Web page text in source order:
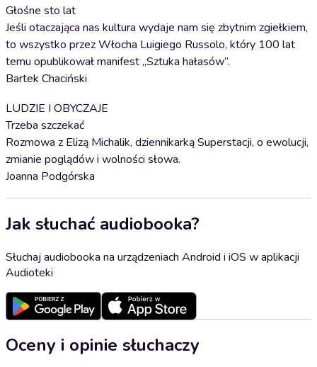
Głośne sto lat
Jeśli otaczająca nas kultura wydaje nam się zbytnim zgiełkiem,
to wszystko przez Włocha Luigiego Russolo, który 100 lat
temu opublikował manifest „Sztuka hałasów”.
Bartek Chaciński
LUDZIE I OBYCZAJE
Trzeba szczekać
Rozmowa z Elizą Michalik, dziennikarką Superstacji, o ewolucji,
zmianie poglądów i wolności słowa.
Joanna Podgórska
Jak słuchać audiobooka?
Słuchaj audiobooka na urządzeniach Android i iOS w aplikacji
Audioteki
Oceny i opinie słuchaczy